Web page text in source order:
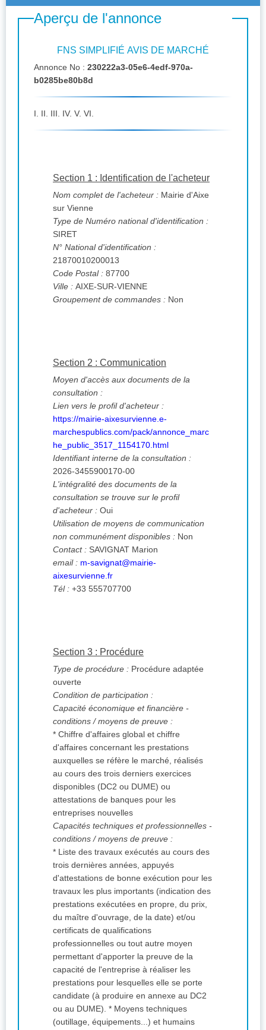
Aperçu de l'annonce
FNS SIMPLIFIÉ AVIS DE MARCHÉ
Annonce No : 230222a3-05e6-4edf-970a-
b0285be80b8d
I. II. III. IV. V. VI.
Section 1 : Identification de l'acheteur
Nom complet de l'acheteur : Mairie d'Aixe
sur Vienne
Type de Numéro national d'identification :
SIRET
N° National d'identification :
21870010200013
Code Postal : 87700
Ville : AIXE-SUR-VIENNE
Groupement de commandes : Non
Section 2 : Communication
Moyen d'accès aux documents de la
consultation :
Lien vers le profil d'acheteur :
https://mairie-aixesurvienne.e-
marchespublics.com/pack/annonce_marc
he_public_3517_1154170.html
Identifiant interne de la consultation :
2026-3455900170-00
L'intégralité des documents de la
consultation se trouve sur le profil
d'acheteur : Oui
Utilisation de moyens de communication
non communément disponibles : Non
Contact : SAVIGNAT Marion
email : m-savignat@mairie-
aixesurvienne.fr
Tél : +33 555707700
Section 3 : Procédure
Type de procédure : Procédure adaptée
ouverte
Condition de participation :
Capacité économique et financière -
conditions / moyens de preuve :
* Chiffre d'affaires global et chiffre
d'affaires concernant les prestations
auxquelles se réfère le marché, réalisés
au cours des trois derniers exercices
disponibles (DC2 ou DUME) ou
attestations de banques pour les
entreprises nouvelles
Capacités techniques et professionnelles -
conditions / moyens de preuve :
* Liste des travaux exécutés au cours des
trois dernières années, appuyés
d'attestations de bonne exécution pour les
travaux les plus importants (indication des
prestations exécutées en propre, du prix,
du maître d'ouvrage, de la date) et/ou
certificats de qualifications
professionnelles ou tout autre moyen
permettant d'apporter la preuve de la
capacité de l'entreprise à réaliser les
prestations pour lesquelles elle se porte
candidate (à produire en annexe au DC2
ou au DUME). * Moyens techniques
(outillage, équipements...) et humains